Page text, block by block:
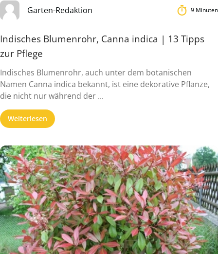
Garten-Redaktion 9 Minuten
Indisches Blumenrohr, Canna indica | 13 Tipps
zur Pflege
Indisches Blumenrohr, auch unter dem botanischen
Namen Canna indica bekannt, ist eine dekorative Pflanze,
die nicht nur während der ...
Weiterlesen